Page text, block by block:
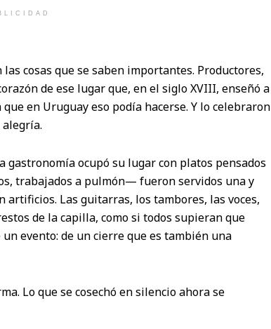
cosas que se saben importantes. Productores,
de ese lugar que, en el siglo XVIII, enseñó a
en Uruguay eso podía hacerse. Y lo celebraron
alegría.
ocupó su lugar con platos pensados
trabajados a pulmón— fueron servidos una y
artificios. Las guitarras, los tambores, las voces,
de la capilla, como si todos supieran que
evento: de un cierre que es también una
Lo que se cosechó en silencio ahora se